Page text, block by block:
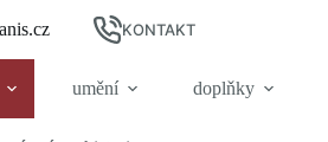
KONTAKT
umění doplňky